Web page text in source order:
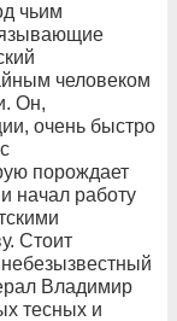
чьим
человеком
Он,
очень быстро
порождает
начал работу
Стоит
Владимир
тесных и